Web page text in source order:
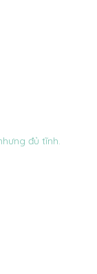
đủ tĩnh.